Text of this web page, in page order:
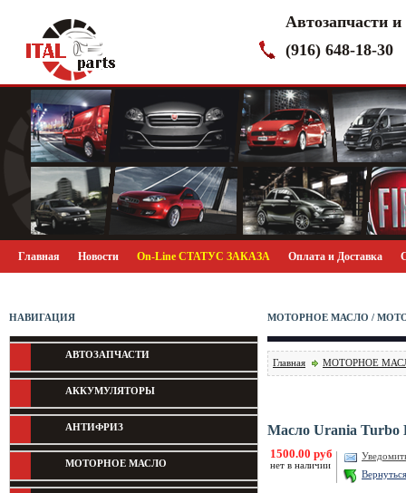
Автозапчасти
(916) 648-18-30
Главная Новости On-Line СТАТУС ЗАКАЗА Оплата и Доставка
НАВИГАЦИЯ
АВТОЗАПЧАСТИ
АККУМУЛЯТОРЫ
АНТИФРИЗ
МОТОРНОЕ МАСЛО
МОТОРНОЕ МАСЛО /
Главная МОТОРНОЕ
Масло Urania Turbo
1500.00 руб
нет в наличии
Вернуться